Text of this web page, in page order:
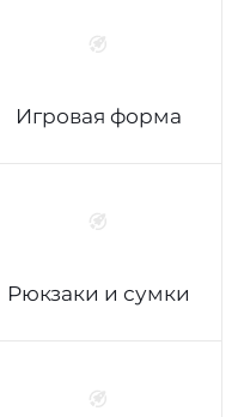
Игровая форма
Рюкзаки и сумки